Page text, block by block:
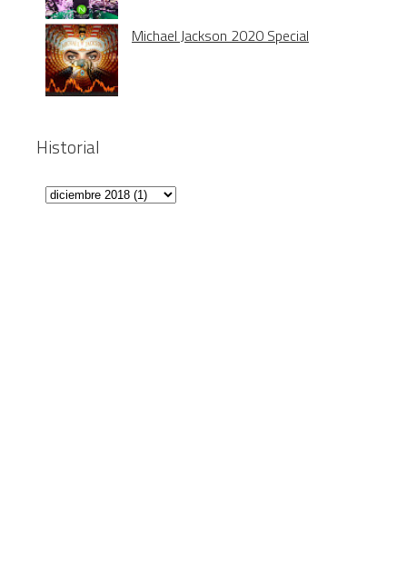
Michael Jackson 2020 Special
Historial